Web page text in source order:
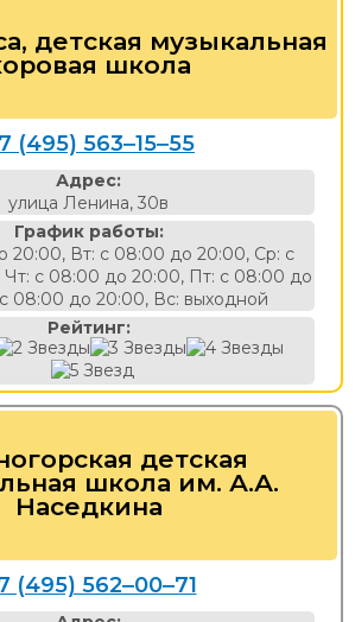
детская музыкальная
школа
(495) 563‒15‒55
Адрес:
улица Ленина, 30в
График работы:
20:00, Вт: с 08:00 до 20:00, Ср: с
с 08:00 до 20:00, Пт: с 08:00 до
08:00 до 20:00, Вс: выходной
Рейтинг:
детская
школа им. А.А.
Наседкина
(495) 562‒00‒71